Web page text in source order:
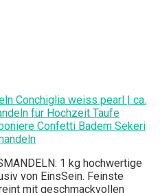
Conchiglia weiss pearl | ca.
für Hochzeit Taufe
Confetti Badem Sekeri
1 kg hochwertige
von EinsSein. Feinste
mit geschmackvollen